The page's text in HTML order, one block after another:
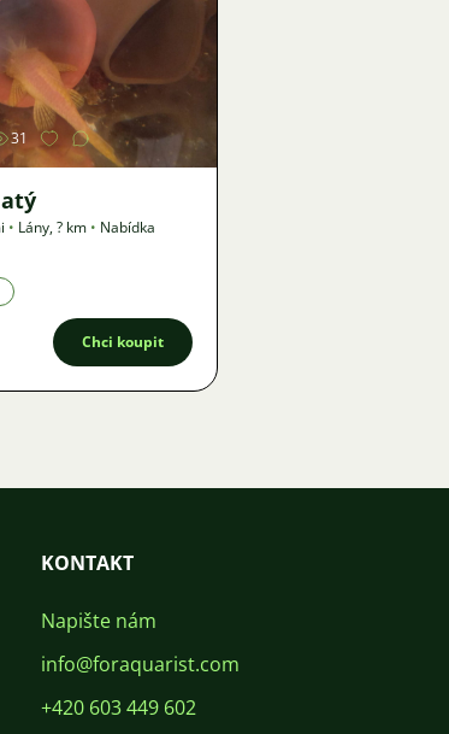
Obrázek
31
• Lány,? km • Nabídka
Chci koupit
KONTAKT
Napište nám
info@foraquarist.com
+420 603 449 602